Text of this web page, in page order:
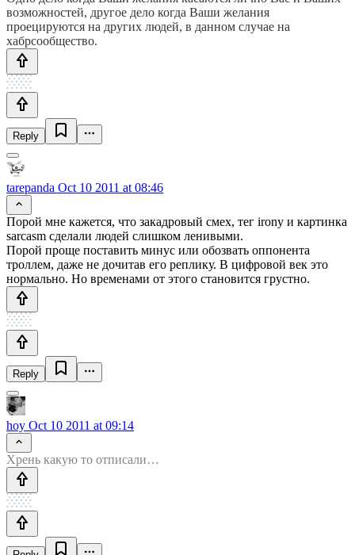
возможностей, другое дело когда Ваши желания
проецируются на других людей, в данном случае на
хабрсообщество.
Reply
tarepanda Oct 10 2011 at 08:46
Порой мне кажется, что закадровый смех, тег irony и картинка
sarcasm сделали людей слишком ленивыми.
Порой проще поставить минус или обозвать оппонента
троллем, даже не дочитав его реплику. В цифровой век это
нормально. Но временами от этого становится грустно.
Reply
hoy Oct 10 2011 at 09:14
Хрень какую то отписали…